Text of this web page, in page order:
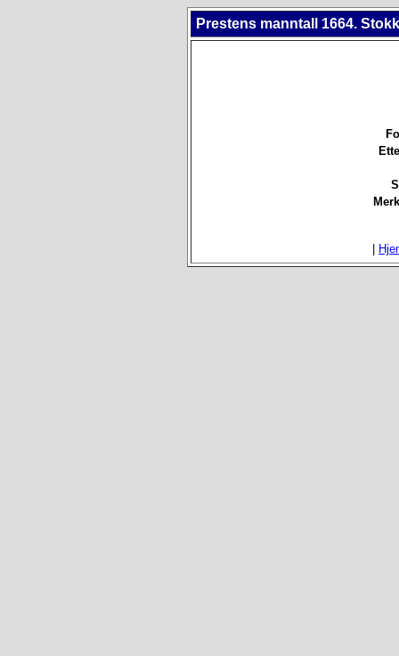
Prestens manntall 1664.